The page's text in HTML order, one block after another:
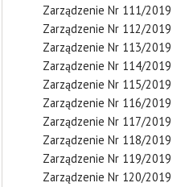
Zarządzenie Nr 111/2019
Zarządzenie Nr 112/2019
Zarządzenie Nr 113/2019
Zarządzenie Nr 114/2019
Zarządzenie Nr 115/2019
Zarządzenie Nr 116/2019
Zarządzenie Nr 117/2019
Zarządzenie Nr 118/2019
Zarządzenie Nr 119/2019
Zarządzenie Nr 120/2019